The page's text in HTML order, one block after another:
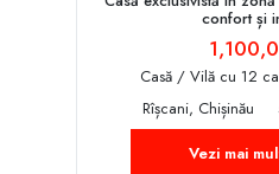
confort și
Casă / Vilă cu 12
Rîșcani, Chișinău
Vezi mai